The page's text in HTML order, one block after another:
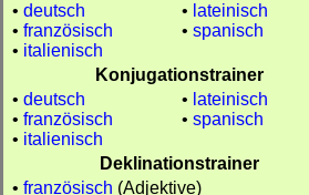
• deutsch
• französisch
• italienisch
• lateinisch
• spanisch
Konjugationstrainer
• deutsch
• französisch
• italienisch
• lateinisch
• spanisch
Deklinationstrainer
• französisch (Adjektive)